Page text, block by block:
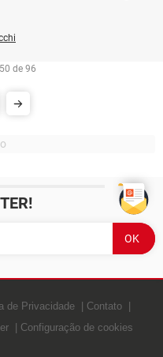
de 96
de Privacidade
Contato
Configuração de cookies